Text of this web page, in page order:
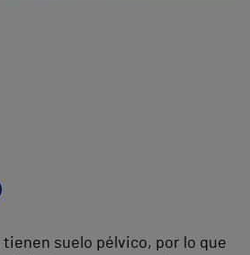
tienen suelo pélvico, por lo que